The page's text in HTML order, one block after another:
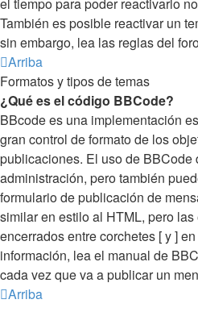
También es posible reactivar un
sin embargo, lea las reglas del
Arriba
Formatos y tipos de temas
¿Qué es el código BBCode?
BBcode es una implementación
gran control de formato de los
publicaciones. El uso de
administración, pero también
formulario de publicación de
similar en estilo al HTML, pero
encerrados entre corchetes [ y ]
información, lea el manual de
cada vez que va a publicar un
Arriba